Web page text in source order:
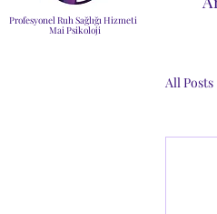
Mai Psikoloji
Profesyonel Ruh Sağlığı Hizmeti
All Posts